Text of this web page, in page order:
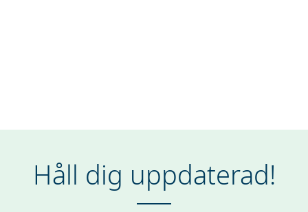
Håll dig uppdaterad!